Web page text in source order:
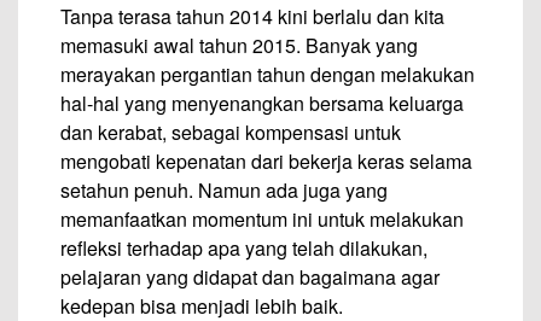
Tanpa terasa tahun 2014 kini berlalu dan kita
memasuki awal tahun 2015. Banyak yang
merayakan pergantian tahun dengan melakukan
hal-hal yang menyenangkan bersama keluarga
dan kerabat, sebagai kompensasi untuk
mengobati kepenatan dari bekerja keras selama
setahun penuh. Namun ada juga yang
memanfaatkan momentum ini untuk melakukan
refleksi terhadap apa yang telah dilakukan,
pelajaran yang didapat dan bagaimana agar
kedepan bisa menjadi lebih baik.